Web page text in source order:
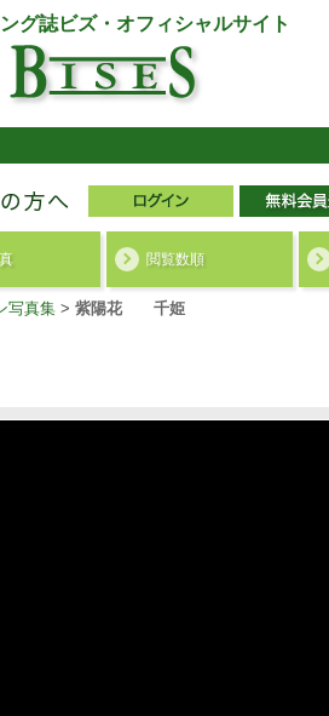
グ誌ビズ・オフィシャルサイト
閲覧数順
写真集 > 紫陽花 千姫